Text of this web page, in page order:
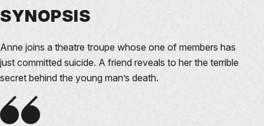
SYNOPSIS
Anne joins a theatre troupe whose one of members has
just committed suicide. A friend reveals to her the terrible
secret behind the young man’s death.